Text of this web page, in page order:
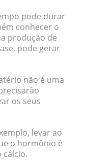
pode durar
conhecer o
produção de
pode gerar
não é uma
os seus
levar ao
o hormônio é
cálcio.